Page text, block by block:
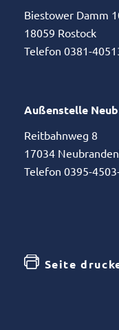
Biestower Damm
18059 Rostock
Telefon 0381-
Außenstelle
Reitbahnweg 8
17034
Telefon 0395-
Seite